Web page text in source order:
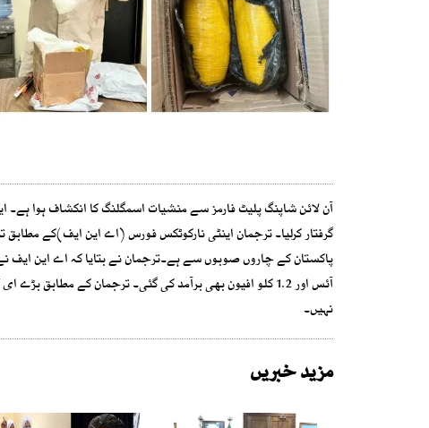
گرفتار کرلیا۔ ترجمان اینٹی نارکوٹکس فورس (اے این ایف)کے
آئس اور 1.2 کلو افیون بھی برآمد کی گئی۔ ترجمان کے
نہیں۔
مزید خبریں